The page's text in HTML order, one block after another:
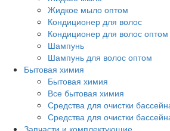
Жидкое мыло оптом
Кондиционер для волос
Кондиционер для волос оптом
Шампунь
Шампунь для волос оптом
Бытовая химия
Бытовая химия
Все бытовая химия
Средства для очистки
Средства для очистки
Запчасти и комплектующие